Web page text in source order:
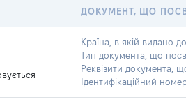
ДОКУМЕНТ, ЩО
Країна, в якій видано
Тип документа, що
Реквізити документа,
Ідентифікаційний